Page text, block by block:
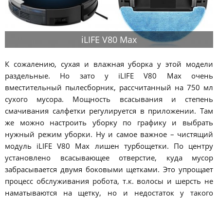
iLIFE V80 Max
К сожалению, сухая и влажная уборка у этой модели
раздельные. Но зато у iLIFE V80 Max очень
вместительный пылесборник, рассчитанный на 750 мл
сухого мусора. Мощность всасывания и степень
смачивания салфетки регулируется в приложении. Там
же можно настроить уборку по графику и выбрать
нужный режим уборки. Ну и самое важное – чистящий
модуль iLIFE V80 Max лишен турбощетки. По центру
установлено всасывающее отверстие, куда мусор
забрасывается двумя боковыми щетками. Это упрощает
процесс обслуживания робота, т.к. волосы и шерсть не
наматываются на щетку, но и недостаток у такого